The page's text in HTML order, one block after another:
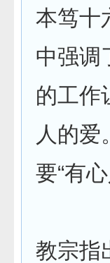
本笃十
中强调
的工作
人的
要“有心
教宗指